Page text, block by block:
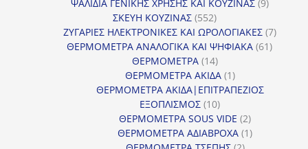
ΨΑΛΙΔΙΑ ΓΕΝΙΚΗΣ ΧΡΗΣΗΣ ΚΑΙ ΚΟΥΖΙΝΑΣ 9
ΣΚΕΥΗ ΚΟΥΖΙΝΑΣ 552552
προϊόντα
ΖΥΓΑΡΙΕΣ ΗΛΕΚΤΡΟΝΙΚΕΣ ΚΑΙ ΩΡΟΛΟΓΙΑΚΕΣ 77
ΘΕΡΜΟΜΕΤΡΑ ΑΝΑΛΟΓΙΚΑ ΚΑΙ ΨΗΦΙΑΚΑ 6161
ΘΕΡΜΟΜΕΤΡΑ 1414
προϊόντα
ΘΕΡΜΟΜΕΤΡΑ ΑΚΙΔΑ 11
προϊόν
ΘΕΡΜΟΜΕΤΡΑ ΑΚΙΔΑ|ΕΠΙΤΡΑΠΕΖΙΟΣ
ΕΞΟΠΛΙΣΜΟΣ 1010
προϊόντα
ΘΕΡΜΟΜΕΤΡΑ SOUS VIDE 22
προϊόντα
ΘΕΡΜΟΜΕΤΡΑ ΑΔΙΑΒΡΟΧΑ 11